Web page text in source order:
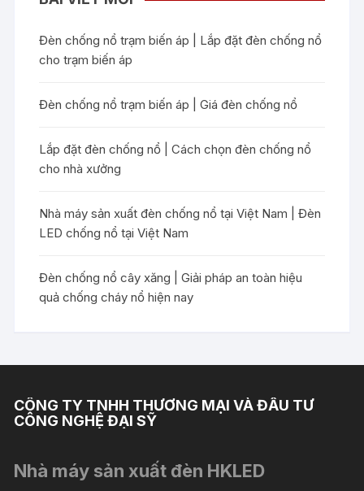
Đèn chống nổ trạm biến áp | Lắp đặt đèn chống nổ
cho trạm biến áp
Đèn chống nổ trạm biến áp | Giá đèn chống nổ
Lắp đặt đèn chống nổ | Cách chọn đèn chống nổ
cho nhà xưởng
Nhà máy sản xuất đèn chống nổ tại Việt Nam | Đèn
LED chống nổ tại Việt Nam
Đèn chống nổ cây xăng | Giải pháp an toàn hiệu
quả chống cháy nổ hiện nay
CÔNG TY TNHH THƯƠNG MẠI VÀ ĐẦU TƯ
CÔNG NGHỆ ĐẠI SỸ
Nhà máy sản xuất đèn HKLED